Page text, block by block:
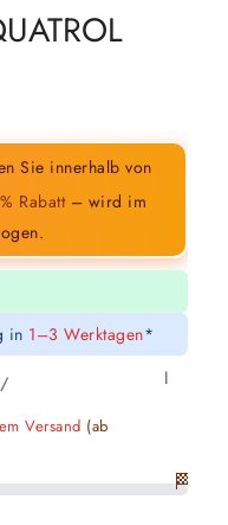
Sie innerhalb von
Rabatt– wird im
in 1–3 Werktagen*
/ l
Versand (ab
🏁